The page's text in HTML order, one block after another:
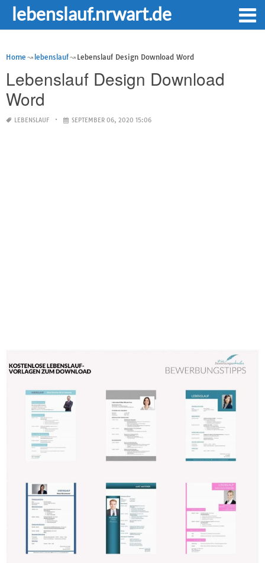
lebenslauf.nrwart.de
Home lebenslauf Lebenslauf Design Download Word
Lebenslauf Design Download
Word
LEBENSLAUF SEPTEMBER 06, 2020 15:06